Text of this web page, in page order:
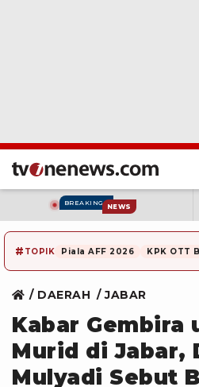
BREAKING NEWS
# TOPIK Piala AFF 2026 KPK OTT
DAERAH JABAR
Kabar Gembira
Murid di Jabar,
Mulyadi Sebut